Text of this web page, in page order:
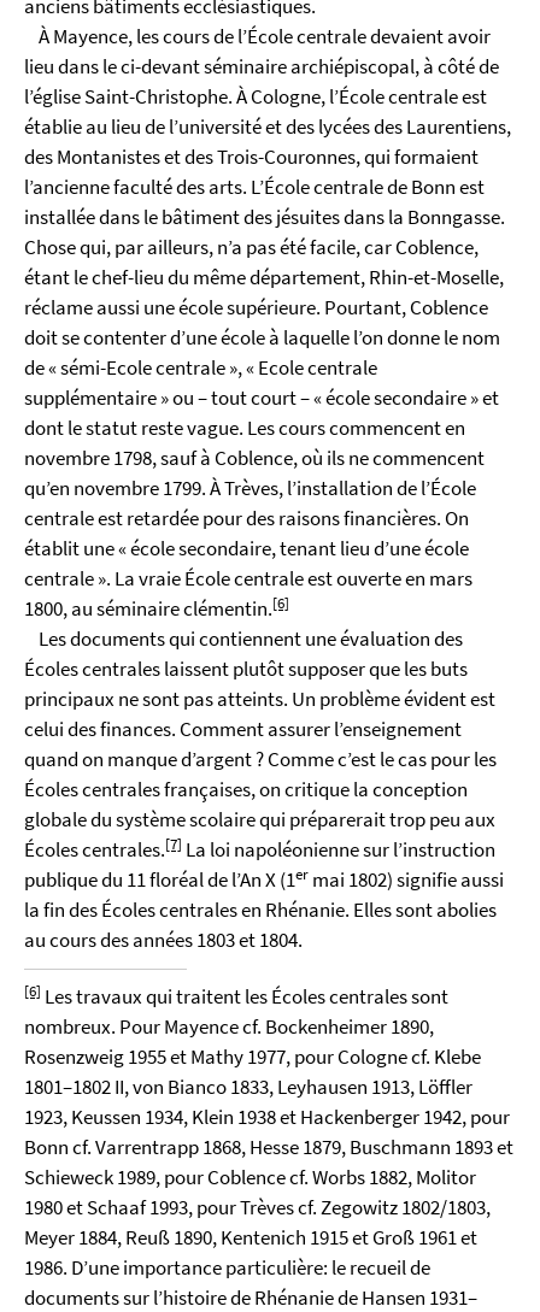
anciens bâtiments ecclésiastiques.
À Mayence, les cours de l’École centrale devaient avoir
lieu dans le ci-devant séminaire archiépiscopal, à côté de
l’église Saint-Christophe. À Cologne, l’École centrale est
établie au lieu de l’université et des lycées des Laurentiens,
des Montanistes et des Trois-Couronnes, qui formaient
l’ancienne faculté des arts. L’École centrale de Bonn est
installée dans le bâtiment des jésuites dans la Bonngasse.
Chose qui, par ailleurs, n’a pas été facile, car Coblence,
étant le chef-lieu du même département, Rhin-et-Moselle,
réclame aussi une école supérieure. Pourtant, Coblence
doit se contenter d’une école à laquelle l’on donne le nom
de « sémi-Ecole centrale », « Ecole centrale
supplémentaire » ou – tout court – « école secondaire » et
dont le statut reste vague. Les cours commencent en
novembre 1798, sauf à Coblence, où ils ne commencent
qu’en novembre 1799. À Trèves, l’installation de l’École
centrale est retardée pour des raisons financières. On
établit une « école secondaire, tenant lieu d’une école
centrale ». La vraie École centrale est ouverte en mars
1800, au séminaire clémentin.[6]
Les documents qui contiennent une évaluation des
Écoles centrales laissent plutôt supposer que les buts
principaux ne sont pas atteints. Un problème évident est
celui des finances. Comment assurer l’enseignement
quand on manque d’argent ? Comme c’est le cas pour les
Écoles centrales françaises, on critique la conception
globale du système scolaire qui préparerait trop peu aux
Écoles centrales.[7] La loi napoléonienne sur l’instruction
publique du 11 floréal de l’An X (1er mai 1802) signifie aussi
la fin des Écoles centrales en Rhénanie. Elles sont abolies
au cours des années 1803 et 1804.
[6] Les travaux qui traitent les Écoles centrales sont
nombreux. Pour Mayence cf. Bockenheimer 1890,
Rosenzweig 1955 et Mathy 1977, pour Cologne cf. Klebe
1801–1802 II, von Bianco 1833, Leyhausen 1913, Löffler
1923, Keussen 1934, Klein 1938 et Hackenberger 1942, pour
Bonn cf. Varrentrapp 1868, Hesse 1879, Buschmann 1893 et
Schieweck 1989, pour Coblence cf. Worbs 1882, Molitor
1980 et Schaaf 1993, pour Trèves cf. Zegowitz 1802/1803,
Meyer 1884, Reuß 1890, Kentenich 1915 et Groß 1961 et
1986. D’une importance particulière: le recueil de
documents sur l’histoire de Rhénanie de Hansen 1931–